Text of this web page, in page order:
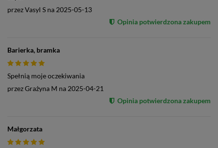
przezVasyl S na 2025-05-13
Opinia potwierdzona zakupem
Barierka, bramka
Spełnią moje oczekiwania
przezGrażyna M na 2025-04-21
Opinia potwierdzona zakupem
Małgorzata